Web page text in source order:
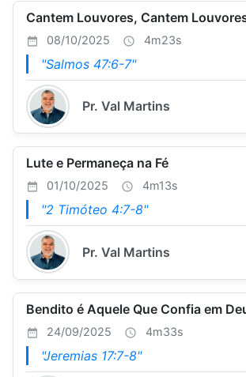
Cantem Louvores, Cantem
08/10/2025 4m23s
"Salmos 47:6-7"
Pr. Val Martins
Lute e Permaneça na Fé
01/10/2025 4m13s
"2 Timóteo 4:7-8"
Pr. Val Martins
Bendito é Aquele Que Confia em
24/09/2025 4m33s
"Jeremias 17:7-8"